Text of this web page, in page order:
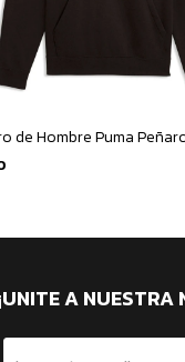
A NUESTRA